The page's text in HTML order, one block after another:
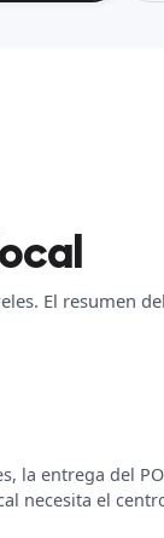
El resumen
la entrega del
necesita el